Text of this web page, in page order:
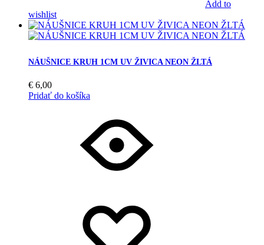
Add to
wishlist
NÁUŠNICE KRUH 1CM UV ŽIVICA NEON ŽLTÁ
€ 6,00
Pridať do košíka